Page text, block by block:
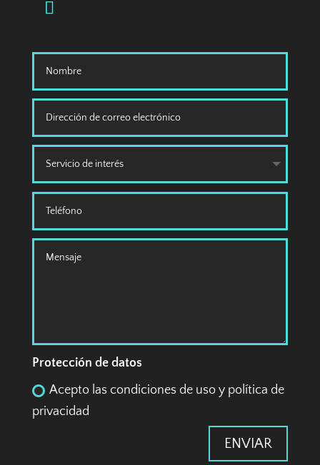
Protección de datos
Acepto las condiciones de uso y política de
privacidad
ENVIAR